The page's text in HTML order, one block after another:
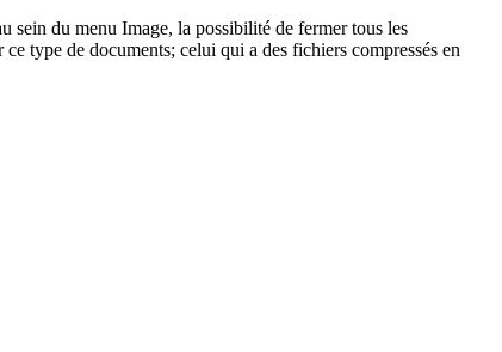
sein du menu Image, la possibilité de fermer tous les
type de documents; celui qui a des fichiers compressés en